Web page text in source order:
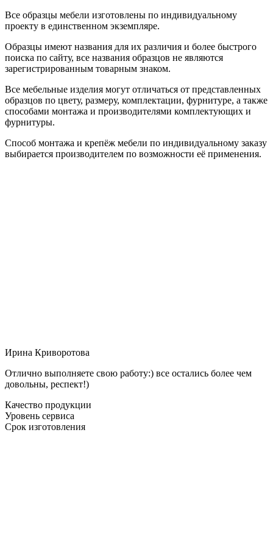
Все образцы мебели изготовлены по индивидуальному
проекту в единственном экземпляре.
Образцы имеют названия для их различия и более быстрого
поиска по сайту, все названия образцов не являются
зарегистрированным товарным знаком.
Все мебельные изделия могут отличаться от представленных
образцов по цвету, размеру, комплектации, фурнитуре, а также
способами монтажа и производителями комплектующих и
фурнитуры.
Способ монтажа и крепёж мебели по индивидуальному заказу
выбирается производителем по возможности её применения.
Ирина Криворотова
Отлично выполняете свою работу:) все остались более чем
довольны, респект!)
Качество продукции
Уровень сервиса
Срок изготовления